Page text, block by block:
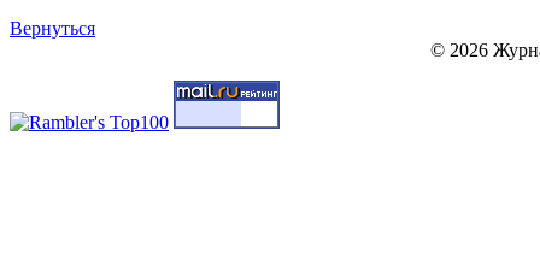
Вернуться
© 2026